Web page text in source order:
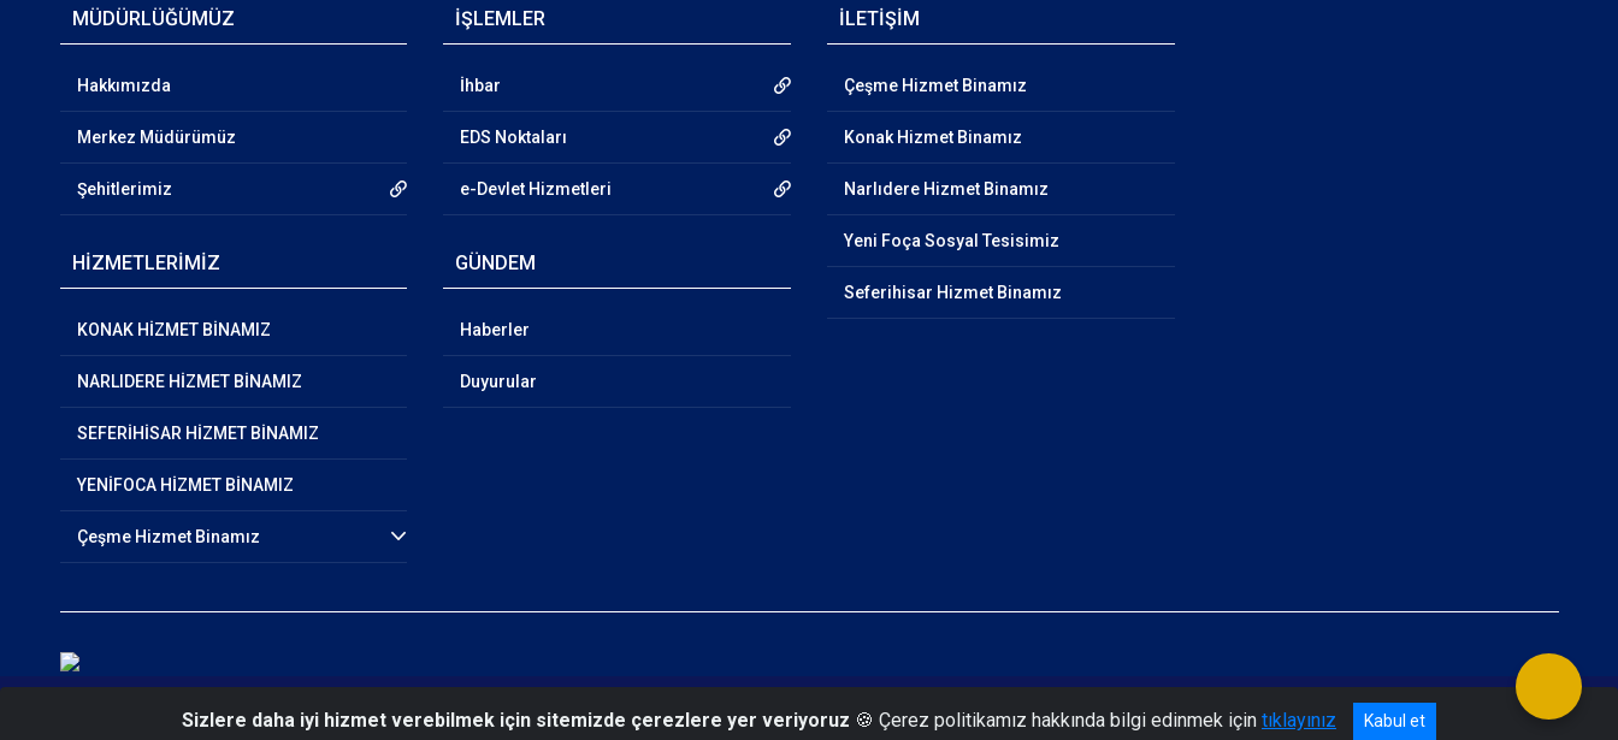
MÜDÜRLÜĞÜMÜZ
Hakkımızda
Merkez Müdürümüz
Şehitlerimiz
HİZMETLERİMİZ
KONAK HİZMET BİNAMIZ
NARLIDERE HİZMET BİNAMIZ
SEFERİHİSAR HİZMET BİNAMIZ
YENİFOCA HİZMET BİNAMIZ
Çeşme Hizmet Binamız
İŞLEMLER
İhbar
EDS Noktaları
e-Devlet Hizmetleri
GÜNDEM
Haberler
Duyurular
İLETİŞİM
Çeşme Hizmet Binamız
Konak Hizmet Binamız
Narlıdere Hizmet Binamız
Yeni Foça Sosyal Tesisimiz
Seferihisar Hizmet Binamız
© 2026 İzmir Polis Moral Eğitim Merkezi Müdürlüğü
Sizlere daha iyi hizmet verebilmek için sitemizde çerezlere yer veriyoruz 🍪 Çerez politikamız hakkında bilgi edinmek için tıklayınız Kabul et